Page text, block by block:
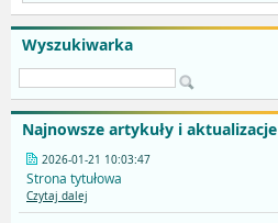
Wyszukiwarka
Najnowsze artykuły i aktualizacje
2026-01-21 10:03:47
Strona tytułowa
Czytaj dalej